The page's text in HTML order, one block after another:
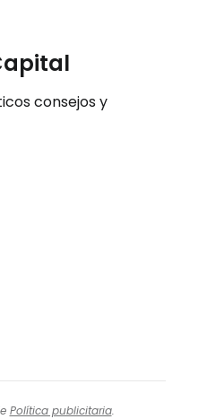
consejos y
Política publicitaria.